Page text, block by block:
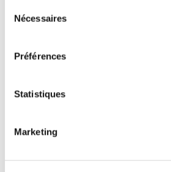
Nécessaires
Préférences
Statistiques
Marketing